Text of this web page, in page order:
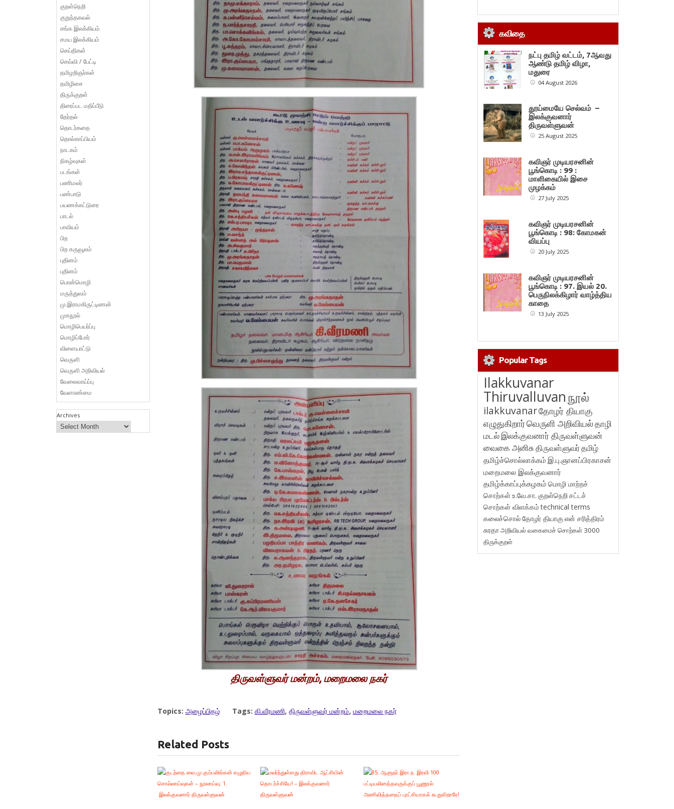
திருவள்ளுவர் மன்றம், மறைமலை நகர்
Topics: அழைப்பிதழ் Tags: கி.வீரமணி, திருவள்ளுவர் மன்றம், மறைமலை நகர்
Related Posts
குறள்நெறி
குறுந்தகவல்
சங்க இலக்கியம்
சமய இலக்கியம்
செய்திகள்
செவ்வி / பேட்டி
தமிழறிஞர்கள்
தமிழிசை
திருக்குறள்
திரைப்பட மதிப்பீடு
தேர்தல்
தொடர்கதை
தொல்காப்பியம்
நாடகம்
நிகழ்வுகள்
படங்கள்
பணிமலர்
பண்பாடு
பயணக்கட்டுரை
பாடல்
பாவியம்
பிற
பிற கருவூலம்
புதினம்
புதினம்
பொன்மொழி
மருத்துவம்
மு.இராமகிருட்டிணன்
முகநூல்
மொழிபெயர்ப்பு
மொழிப்போர்
விளையாட்டு
வெருளி
வெருளி அறிவியல்
வேலைவாய்ப்பு
வேளாண்மை
Archives
கவிதை
நட்பு தமிழ் வட்டம், 7ஆவது
ஆண்டு தமிழ் விழா,
மதுரை
04 August 2026
தூய்மையே செல்வம் –
இலக்குவனார்
திருவள்ளுவன்
25 August 2025
கவிஞர் முடியரசனின்
பூங்கொடி : 99 :
மாளிகையில் இசை
முழக்கம்
27 July 2025
கவிஞர் முடியரசனின்
பூங்கொடி : 98: கோமகன்
வியப்பு
20 July 2025
கவிஞர் முடியரசனின்
பூங்கொடி : 97. இயல் 20.
பெருநிலக்கிழார் வாழ்த்திய
காதை
13 July 2025
Popular Tags
Ilakkuvanar
Thiruvalluvanநூல்
ilakkuvanarதோழர் தியாகு
எழுதுகிறார்வெருளி அறிவியல்தாழி
மடல்இலக்குவனார் திருவள்ளுவன்
வைகை அனிசுதிருவள்ளுவர்தமிழ்
தமிழ்ச்சொல்லாக்கம் இ.பு.ஞானப்பிரகாசன்
மறைமலை இலக்குவனார்
தமிழ்க்காப்புக்கழகம் மொழி மாற்றச்
சொற்கள்உ.வே.சா. குறள்நெறி சட்டச்
சொற்கள் விளக்கம்technical terms
கலைச்சொல்தோழர் தியாகுஎன் சரித்திரம்
சுரதாஅறிவியல் வகைமைச் சொற்கள் 3000
திருக்குறள்